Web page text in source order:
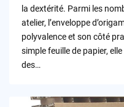
la dextérité. Parmi les
atelier, l’enveloppe
polyvalence et son côté
simple feuille de papier,
des…